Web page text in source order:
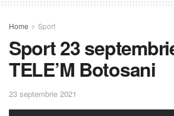
Home Sport
Sport 23
TELE’M Botosani
23 septembrie 2021